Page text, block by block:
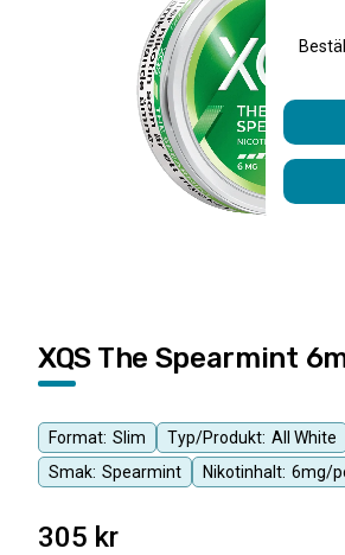
Format: Slim Typ/Produkt: All White
Smak: Spearmint Nikotinhalt: 6mg/
XQS The Spearmint
305 kr